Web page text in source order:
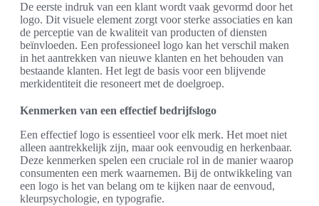
De eerste indruk van een klant wordt vaak gevormd door het
logo. Dit visuele element zorgt voor sterke associaties en kan
de perceptie van de kwaliteit van producten of diensten
beïnvloeden. Een professioneel logo kan het verschil maken
in het aantrekken van nieuwe klanten en het behouden van
bestaande klanten. Het legt de basis voor een blijvende
merkidentiteit die resoneert met de doelgroep.
Kenmerken van een effectief bedrijfslogo
Een effectief logo is essentieel voor elk merk. Het moet niet
alleen aantrekkelijk zijn, maar ook eenvoudig en herkenbaar.
Deze kenmerken spelen een cruciale rol in de manier waarop
consumenten een merk waarnemen. Bij de ontwikkeling van
een logo is het van belang om te kijken naar de eenvoud,
kleurpsychologie, en typografie.